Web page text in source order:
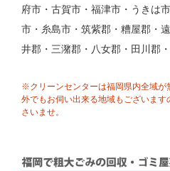
府市・古賀市・福津市・うきは
市・糸島市・筑紫郡・糟屋郡・
井郡・三潴郡・八女郡・田川郡
※クリーンセンターは福岡県内全域が
外でもお伺い出来る地域もございま
さいませ。